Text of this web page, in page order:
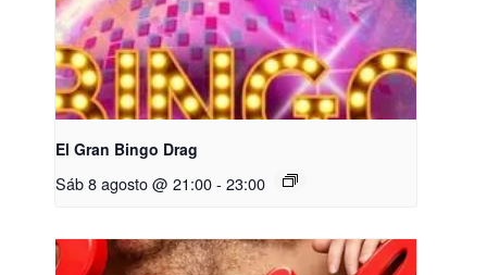
El Gran Bingo Drag
Sáb 8 agosto @ 21:00- 23:00